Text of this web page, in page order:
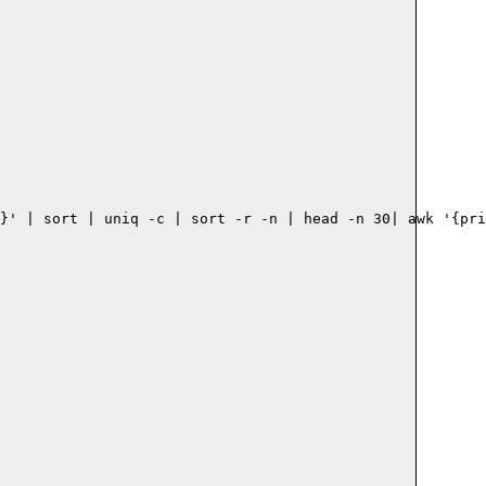
| sort | uniq -c | sort -r -n | head -n 30| awk